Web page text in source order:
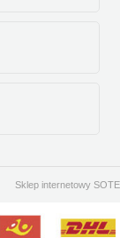
Sklep internetowy SOTE